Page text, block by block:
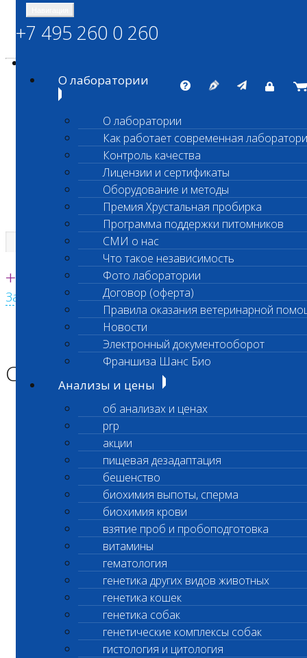
ШАНС БИО
Независимая ветеринарная лаборатория
Единая круглосуточная справочная
+7 495 260 0 260
Заказать звонок с сайта
+7 495 260 0 260
О лаборатории
О лаборатории
Как работает современная
Контроль качества
Лицензии и сертификаты
Оборудование и методы
Премия Хрустальная пробирка
Программа поддержки питомников
СМИ о нас
Что такое независимость
Фото лаборатории
Договор (оферта)
Правила оказания ветеринарной
Новости
Электронный документооборот
Франшиза Шанс Био
Анализы и цены
об анализах и ценах
prp
акции
пищевая дезадаптация
бешенство
биохимия выпоты, сперма
биохимия крови
взятие проб и пробоподготовка
витамины
гематология
генетика других видов животных
генетика кошек
генетика собак
генетические комплексы собак
гистология и цитология
Главная страница
Санитарный день
Санитарный день
Уважаемые Клиенты
лаборатории!
САНИТАРНЫЙ ДЕНЬ
в экспресс- лаборатории Бутово22.06.2026
По адресу ул. Адмирала Лазарева 23
23 июня 2026г лаборатория работает
с 10:00 в стандартном режиме